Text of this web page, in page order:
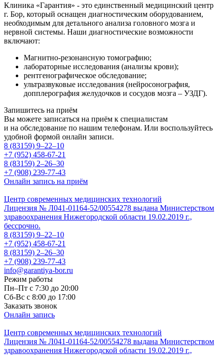
Клиника «Гарантия» - это единственный медицинский центр
г. Бор, который оснащен диагностическим оборудованием,
необходимым для детального анализа головного мозга и
нервной системы. Наши диагностические возможности
включают:
Магнитно-резонансную томографию;
лабораторные исследования (анализы крови);
рентгенографическое обследование;
ультразвуковые исследования (нейросонография,
допплерография желудочков и сосудов мозга – УЗДГ).
Запишитесь на приём
Вы можете записаться на приём к специалистам
и на обследование по нашим телефонам. Или воспользуйтесь
удобной формой онлайн записи.
8 (83159) 9–22–10
+7 (952) 458-67-21
8 (83159) 2–26–30
+7 (908) 239-77-43
Онлайн запись на приём
Центр современных медицинских технологий
Лицензия № Л041-01164-52/00554278 выдана Министерством
здравоохранения Нижегородской области 19.02.2019 г.,
бессрочно.
8 (83159) 9–22–10
+7 (952) 458-67-21
8 (83159) 2–26–30
+7 (908) 239-77-43
info@garantiya-bor.ru
Режим работы
Пн–Пт с 7:30 до 20:00
Cб-Вс с 8:00 до 17:00
Заказать звонок
Онлайн запись
Центр современных медицинских технологий
Лицензия № Л041-01164-52/00554278 выдана Министерством
здравоохранения Нижегородской области 19.02.2019 г.,